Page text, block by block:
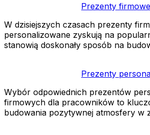
Prezenty
W dzisiejszych czasach prezenty
personalizowane zyskują na
stanowią doskonały sposób na
Prezenty
Wybór odpowiednich prezentów
firmowych dla pracowników to
budowania pozytywnej atmosfery w